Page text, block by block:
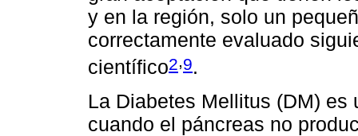
y en la región, solo un
correctamente evaluado
científico2,9.
La Diabetes Mellitus (DM)
cuando el páncreas no